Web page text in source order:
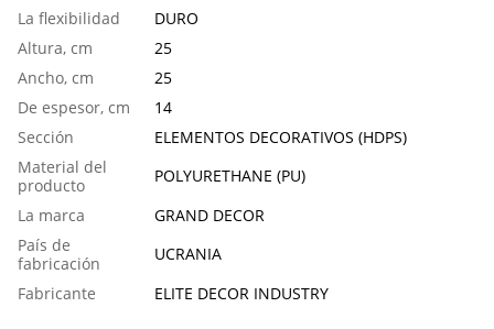
La flexibilidad
DURO
Аltura, cm
25
Ancho, cm
25
De espesor, cm
14
Sección
ELEMENTOS DECORATIVOS (HDPS)
Material del
producto
POLYURETHANE (PU)
La marca
GRAND DECOR
País de
fabricación
UCRANIA
Fabricante
ELITE DECOR INDUSTRY